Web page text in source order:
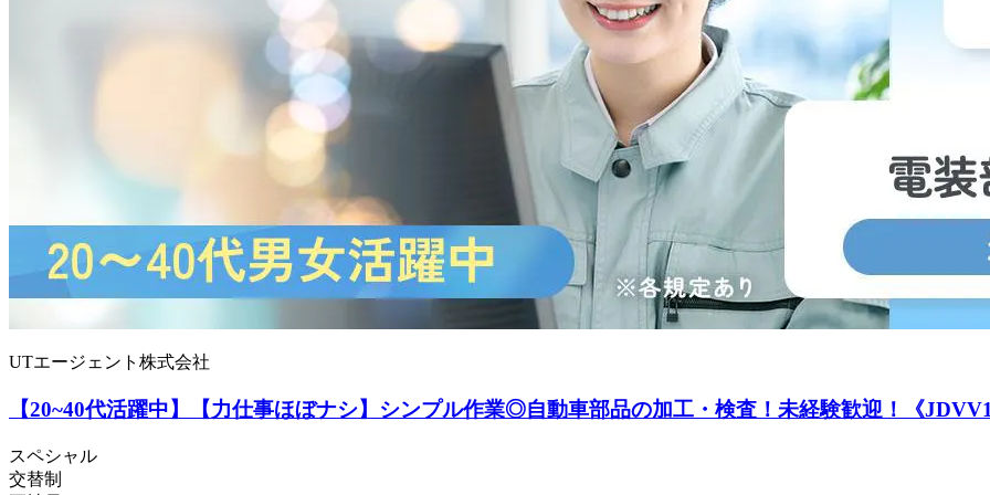
UTエージェント株式会社
【20~40代活躍中】【力仕事ほぼナシ】シンプル作業◎自動車部品の加工・検査！未経験歓迎！《
スペシャル
交替制